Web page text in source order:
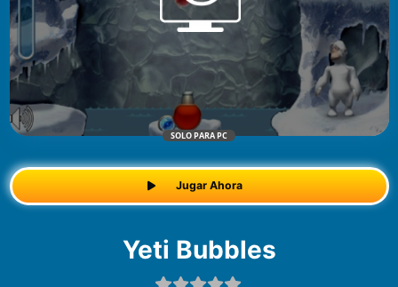
SOLO PARA PC
Jugar Ahora
Yeti Bubbles